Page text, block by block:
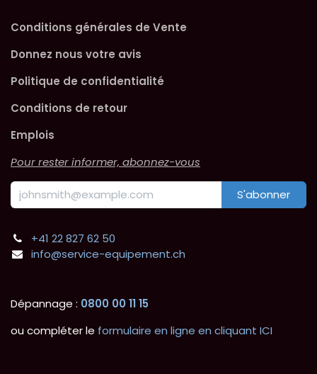
Conditions générales de Vente
Donnez nous votre avis
Politique de confidentialité
Conditions de retour
Emplois
Pour rester informer, abonnez-vous
S'abonner
+41 22 827 62 50
info@service-equipement.ch
Dépannage : 0800 00 11 15
ou compléter le formulaire en ligne en cliquant ICI